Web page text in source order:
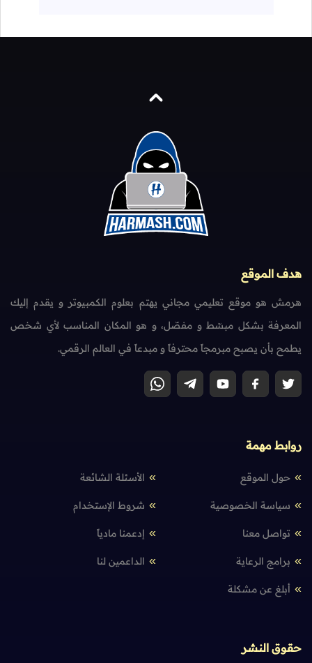
هدف الموقع
هرمش هو موقع تعليمي مجاني يهتم بعلوم الكمبيوتر و يقدم إليك
المعرفة بشكل مبسّط و مفصّل، و هو المكان المناسب لأي شخص
يطمح بأن يصبح مبرمجاً محترفاً و مبدعاً في العالم الرقمي.
روابط مهمة
حول الموقع الأسئلة الشائعة
سياسة الخصوصية شروط الإستخدام
تواصل معنا إدعمنا مادياً
برامج الرعاية الداعمين لنا
أبلغ عن مشكلة
حقوق النشر